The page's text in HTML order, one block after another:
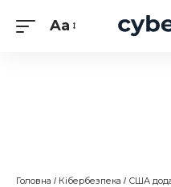
Aa
Головна / Кібербезпека / США додає